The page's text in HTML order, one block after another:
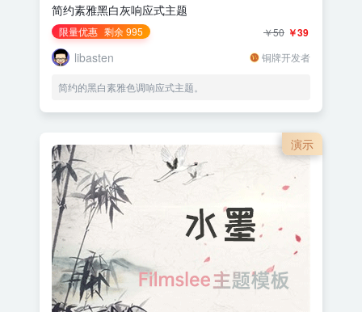
简约素雅黑白灰响应式主题
限量优惠 剩余 995 ￥39
￥50
libasten 铜牌开发者
简约的黑白素雅色调响应式主题。
演示